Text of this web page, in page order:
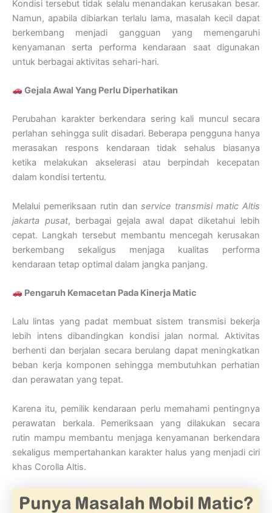
Kondisi tersebut tidak selalu menandakan kerusakan besar.
Namun, apabila dibiarkan terlalu lama, masalah kecil dapat
berkembang menjadi gangguan yang memengaruhi
kenyamanan serta performa kendaraan saat digunakan
untuk berbagai aktivitas sehari-hari.
Gejala Awal Yang Perlu Diperhatikan
Perubahan karakter berkendara sering kali muncul secara
perlahan sehingga sulit disadari. Beberapa pengguna hanya
merasakan respons kendaraan tidak sehalus biasanya
ketika melakukan akselerasi atau berpindah kecepatan
dalam kondisi tertentu.
Melalui pemeriksaan rutin danservice transmisi matic Altis
jakarta pusat, berbagai gejala awal dapat diketahui lebih
cepat. Langkah tersebut membantu mencegah kerusakan
berkembang sekaligus menjaga kualitas performa
kendaraan tetap optimal dalam jangka panjang.
Pengaruh Kemacetan Pada Kinerja Matic
Lalu lintas yang padat membuat sistem transmisi bekerja
lebih intens dibandingkan kondisi jalan normal. Aktivitas
berhenti dan berjalan secara berulang dapat meningkatkan
beban kerja komponen sehingga membutuhkan perhatian
dan perawatan yang tepat.
Karena itu, pemilik kendaraan perlu memahami pentingnya
perawatan berkala. Pemeriksaan yang dilakukan secara
rutin mampu membantu menjaga kenyamanan berkendara
sekaligus mempertahankan karakter halus yang menjadi ciri
khas Corolla Altis.